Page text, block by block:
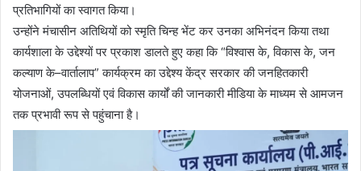
प्रतिभागियों का स्वागत किया।
उन्होंने मंचासीन अतिथियों को स्मृति चिन्ह भेंट कर उनका अभिनंदन किया तथा
कार्यशाला के उद्देश्यों पर प्रकाश डालते हुए कहा कि “विश्वास के, विकास के, जन
कल्याण के–वार्तालाप” कार्यक्रम का उद्देश्य केंद्र सरकार की जनहितकारी
योजनाओं, उपलब्धियों एवं विकास कार्यों की जानकारी मीडिया के माध्यम से आमजन
तक प्रभावी रूप से पहुंचाना है।